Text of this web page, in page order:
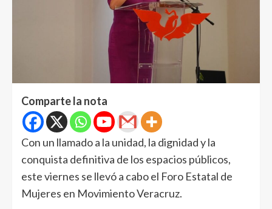
Comparte la nota
Con un llamado a la unidad, la dignidad y la
conquista definitiva de los espacios públicos,
este viernes se llevó a cabo el Foro Estatal de
Mujeres en Movimiento Veracruz.